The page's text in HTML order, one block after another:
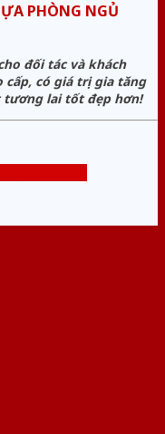
PHÒNG NGỦ
đối tác và khách
cấp, có giá trị gia tăng
tương lai tốt đẹp hơn!
vấn miễn phí: